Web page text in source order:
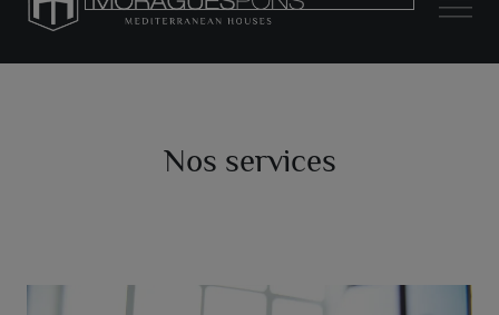
Nos services